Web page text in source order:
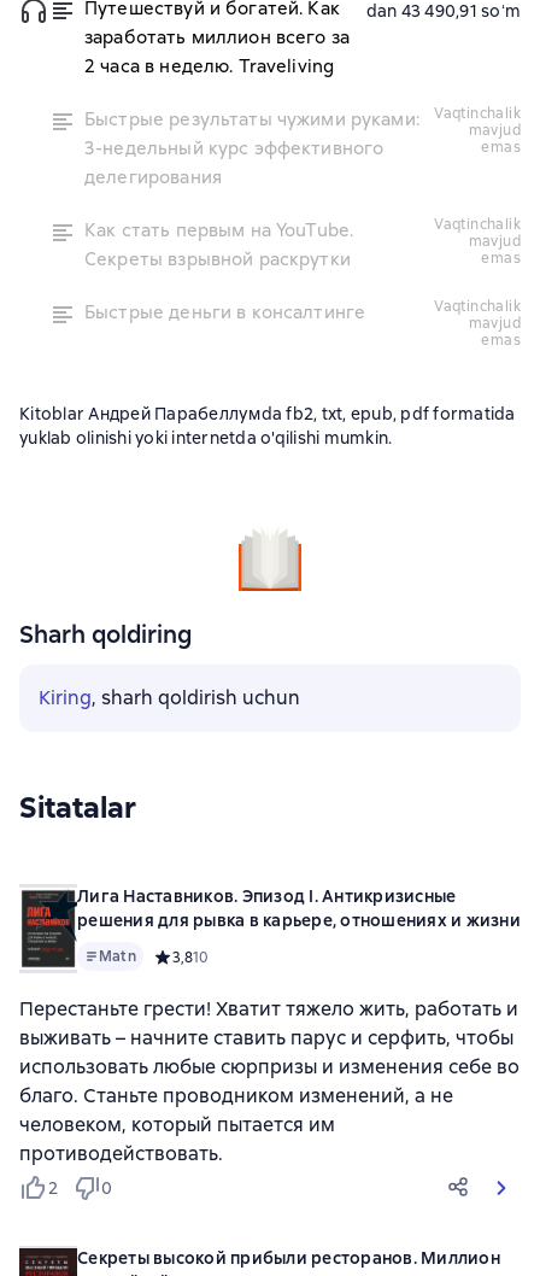
Путешествуй и богатей. Как
заработать миллион всего за
2 часа в неделю. Traveliving
dan 43 490,91 soʻm
Быстрые результаты чужими руками:
3-недельный курс эффективного
делегирования
vaqtinchalik
mavjud
emas
Как стать первым на YouTube.
Секреты взрывной раскрутки
vaqtinchalik
mavjud
emas
Быстрые деньги в консалтинге
vaqtinchalik
mavjud
emas
Kitoblar Андрей Парабеллумda fb2, txt, epub, pdf formatida
yuklab olinishi yoki internetda o'qilishi mumkin.
Sharh qoldiring
Kiring, sharh qoldirish uchun
Sitatalar
Лига Наставников. Эпизод I. Антикризисные
решения для рывка в карьере, отношениях и жизни
Matn Средний рейтинг 3,8 на основе 10 оценок
3,810
Перестаньте грести! Хватит тяжело жить, работать и
выживать – начните ставить парус и серфить, чтобы
использовать любые сюрпризы и изменения себе во
благо. Станьте проводником изменений, а не
человеком, который пытается им
противодействовать.
2 0
Секреты высокой прибыли ресторанов. Миллион